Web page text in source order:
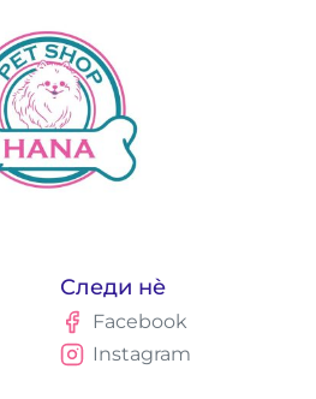
Следи нè
Facebook
Instagram